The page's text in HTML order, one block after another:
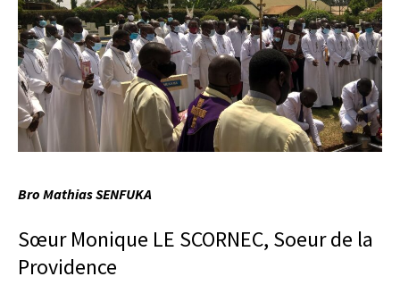
Bro Mathias SENFUKA
Sœur Monique LE SCORNEC, Soeur de la
Providence